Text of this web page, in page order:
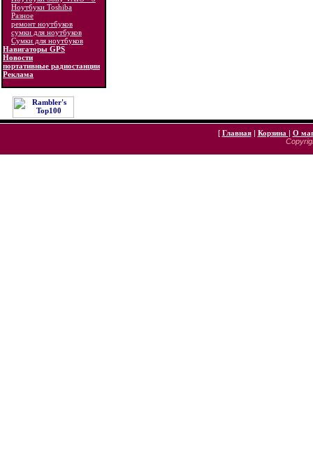
Ноутбуки Toshiba
Разное
ремонт ноутбуков
сумки для ноутбуков
Сумки для ноутбуков
Навигаторы GPS
Новости
портативные радиостанции
Реклама
[ Главная| Корзина | О